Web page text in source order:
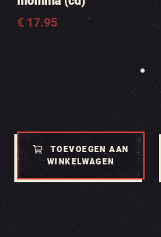
€17.95
TOEVOEGEN AAN
WINKELWAGEN